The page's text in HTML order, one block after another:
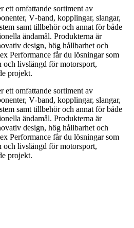
ett omfattande sortiment av
V‑band, kopplingar, slangar,
samt tillbehör och annat för både
ändamål. Produkterna är
design, hög hållbarhet och
Performance får du lösningar som
livslängd för motorsport,
projekt.
ett omfattande sortiment av
V‑band, kopplingar, slangar,
samt tillbehör och annat för både
ändamål. Produkterna är
design, hög hållbarhet och
Performance får du lösningar som
livslängd för motorsport,
projekt.